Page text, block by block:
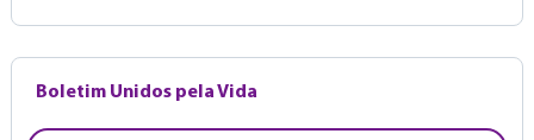
Boletim Unidos pela Vida